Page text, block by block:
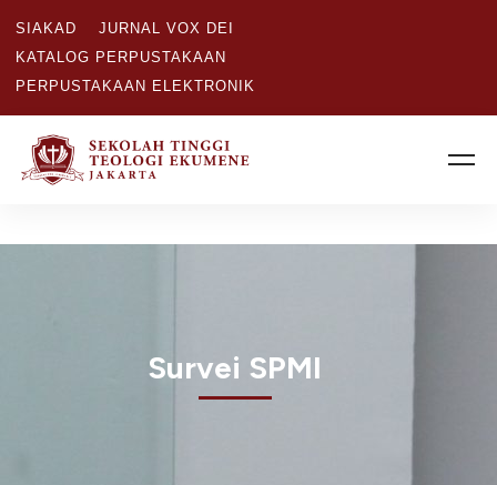
SIAKAD
JURNAL VOX DEI
KATALOG PERPUSTAKAAN
PERPUSTAKAAN ELEKTRONIK
Survei SPMI